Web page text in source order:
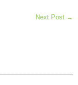
Next Post →